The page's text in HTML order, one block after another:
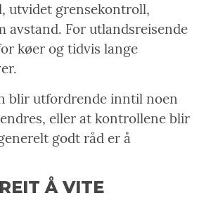
utvidet grensekontroll,
avstand. For utlandsreisende
køer og tidvis lange
blir utfordrende inntil noen
eller at kontrollene blir
godt råd er å
Å VITE